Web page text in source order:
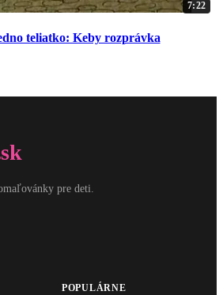
7:22
teliatko: Keby rozprávka
pre deti.
POPULÁRNE